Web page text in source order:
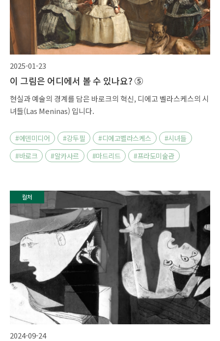
2025-01-23
이 그림은 어디에서 볼 수 있나요? ⑤
현실과 예술의 경계를 담은 바로크의 혁신, 디에고 벨라스케스의 시
녀들(Las Meninas) 입니다.
#에덴미디어 #강두필 #디에고벨라스케스
#시녀들
#바로크
#알카사르 #마드리드 #프라도미술관
컬처
2024-09-24